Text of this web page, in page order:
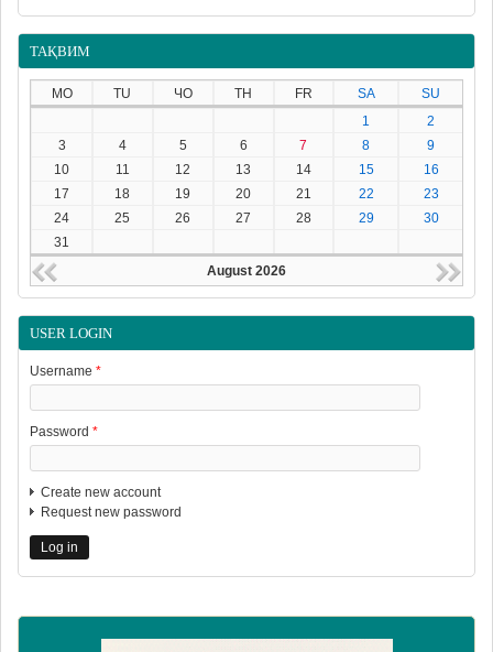
ТАҚВИМ
MO TU ЧО TH FR SA
SU
1
2
3
4 5 6 7 8
9
10
11 12 13 14 15
16
17
18 19 20 21 22
23
24
25 26 27 28 29
30
31
August 2026
USER LOGIN
Username *
Password *
Create new account
Request new password